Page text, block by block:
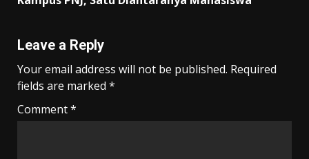
Leave a Reply
Your email address will not be published. Required
fields are marked *
Comment*